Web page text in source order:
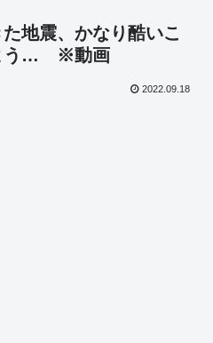
た地震、かなり酷いこ
よう… ※動画
2022.09.18